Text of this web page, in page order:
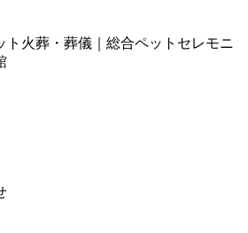
ト火葬・葬儀｜総合ペットセレモニ